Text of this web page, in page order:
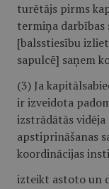
turētājs pirms
termiņa darbības
[balsstiesību
sapulcē] saņem
(3) Ja
ir izveidota
izstrādātās
apstiprināšanas
koordinācijas
izteikt astoto un